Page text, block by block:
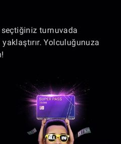
seçtiğiniz turnuvada
Yolculuğunuza